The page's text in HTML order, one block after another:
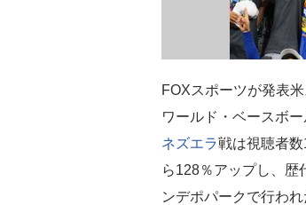
FOXスポーツが発表
ワールド・ベースボ
ネズエラ戦は視聴者
ら128％アップし、歴
ンデポパークで行わ